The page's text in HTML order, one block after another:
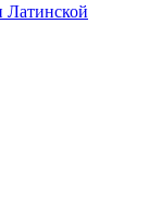
Латинской